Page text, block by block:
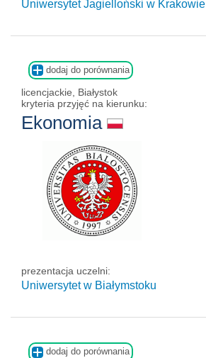
Uniwersytet Jagielloński w Krakowie
dodaj do porównania
licencjackie, Białystok
kryteria przyjęć na kierunku:
Ekonomia
prezentacja uczelni:
Uniwersytet w Białymstoku
dodaj do porównania